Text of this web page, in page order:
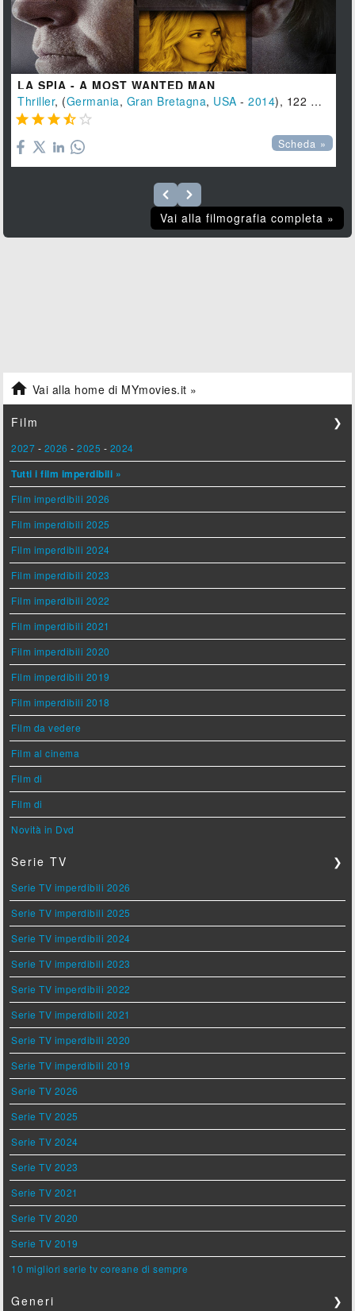
LA SPIA - A MOST WANTED MAN
Thriller, (Germania, Gran Bretagna, USA -2014), 122 min.
    
Scheda »
Vai alla filmografia completa »
 Vai alla home di MYmovies.it »
Film ❯
2027 - 2026 -2025 - 2024
Tutti i film imperdibili »
Film imperdibili 2026
Film imperdibili 2025
Film imperdibili 2024
Film imperdibili 2023
Film imperdibili 2022
Film imperdibili 2021
Film imperdibili 2020
Film imperdibili 2019
Film imperdibili 2018
Film da vedere
Film al cinema
Film di
Film di
Novità in Dvd
Serie TV ❯
Serie TV imperdibili 2026
Serie TV imperdibili 2025
Serie TV imperdibili 2024
Serie TV imperdibili 2023
Serie TV imperdibili 2022
Serie TV imperdibili 2021
Serie TV imperdibili 2020
Serie TV imperdibili 2019
Serie TV 2026
Serie TV 2025
Serie TV 2024
Serie TV 2023
Serie TV 2021
Serie TV 2020
Serie TV 2019
10 migliori serie tv coreane di sempre
Generi ❯